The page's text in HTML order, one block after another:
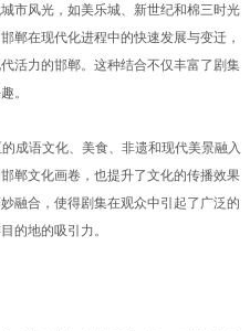
市风光，如美乐城、新世纪和棉三时光
郸在现代化进程中的快速发展与变迁，
活力的邯郸。这种结合不仅丰富了剧集
。
语文化、美食、非遗和现代美景融入
郸文化画卷，也提升了文化的传播效果
融合，使得剧集在观众中引起了广泛的
的地的吸引力。